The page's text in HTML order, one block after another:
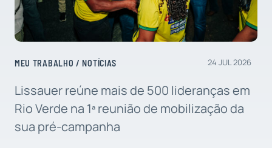
MEU TRABALHO /NOTÍCIAS 24 JUL 2026
Lissauer reúne mais de 500 lideranças em
Rio Verde na 1ª reunião de mobilização da
sua pré-campanha